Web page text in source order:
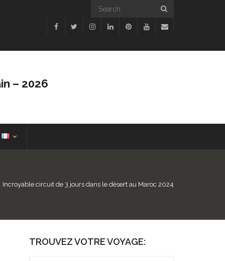
– 2026
Incroyable circuit de 3 jours dans le désert au Maroc 2024
TROUVEZ VOTRE VOYAGE: